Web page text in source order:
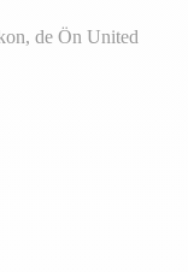
de Ön United